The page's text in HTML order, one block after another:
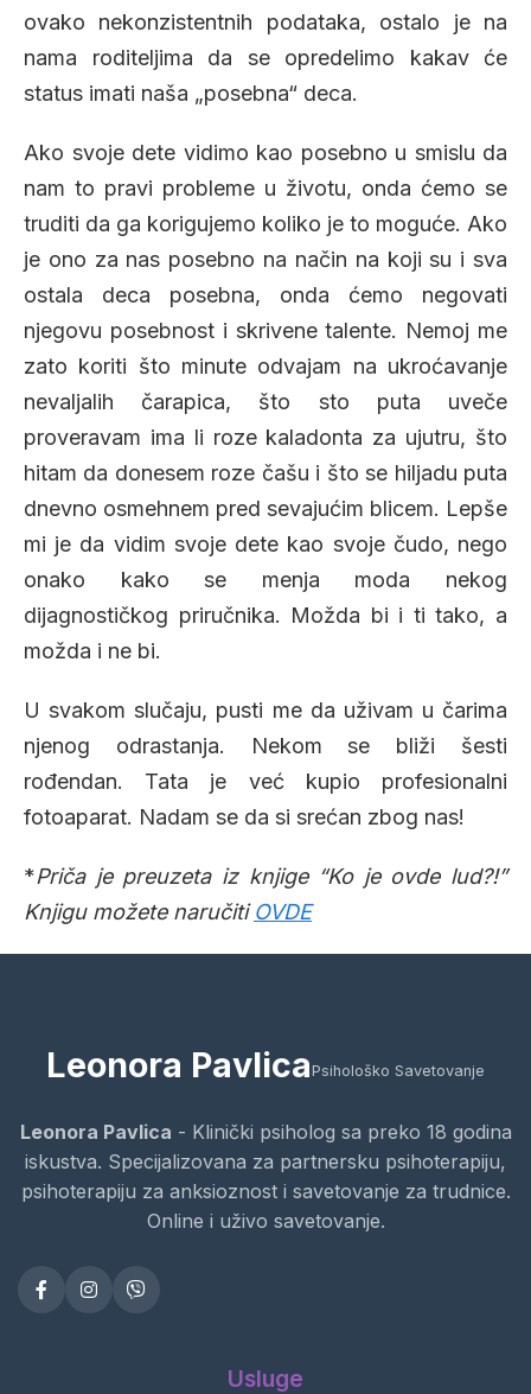
ovako nekonzistentnih podataka, ostalo je na
nama roditeljima da se opredelimo kakav će
status imati naša „posebna“ deca.
Ako svoje dete vidimo kao posebno u smislu da
nam to pravi probleme u životu, onda ćemo se
truditi da ga korigujemo koliko je to moguće. Ako
je ono za nas posebno na način na koji su i sva
ostala deca posebna, onda ćemo negovati
njegovu posebnost i skrivene talente. Nemoj me
zato koriti što minute odvajam na ukroćavanje
nevaljalih čarapica, što sto puta uveče
proveravam ima li roze kaladonta za ujutru, što
hitam da donesem roze čašu i što se hiljadu puta
dnevno osmehnem pred sevajućim blicem. Lepše
mi je da vidim svoje dete kao svoje čudo, nego
onako kako se menja moda nekog
dijagnostičkog priručnika. Možda bi i ti tako, a
možda i ne bi.
U svakom slučaju, pusti me da uživam u čarima
njenog odrastanja. Nekom se bliži šesti
rođendan. Tata je već kupio profesionalni
fotoaparat. Nadam se da si srećan zbog nas!
*Priča je preuzeta iz knjige “Ko je ovde lud?!”
Knjigu možete naručitiOVDE
Leonora Pavlica Psihološko Savetovanje
Leonora Pavlica - Klinički psiholog sa preko 18 godina
iskustva. Specijalizovana za partnersku psihoterapiju,
psihoterapiju za anksioznost i savetovanje za trudnice.
Online i uživo savetovanje.
Usluge